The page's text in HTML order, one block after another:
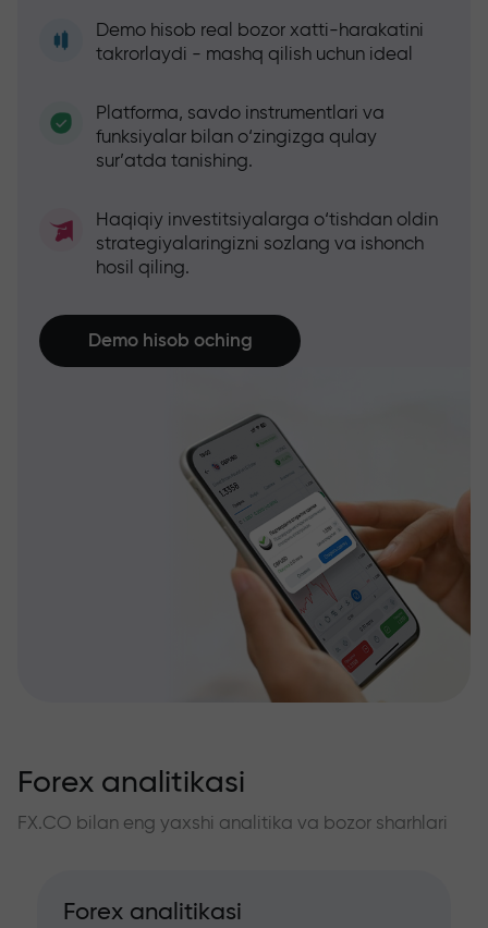
Demo hisob real bozor xatti-harakatini
takrorlaydi - mashq qilish uchun ideal
Platforma, savdo instrumentlari va
funksiyalar bilan o‘zingizga qulay
sur’atda tanishing.
Haqiqiy investitsiyalarga o‘tishdan oldin
strategiyalaringizni sozlang va ishonch
hosil qiling.
Demo hisob oching
Forex analitikasi
FX.CO bilan eng yaxshi analitika va bozor sharhlari
Forex analitikasi